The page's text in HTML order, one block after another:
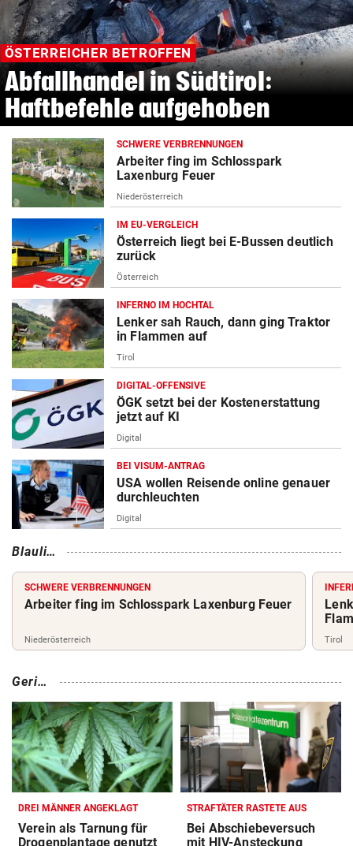
ÖSTERREICHER BETROFFEN
Abfallhandel in Südtirol:
Haftbefehle aufgehoben
SCHWERE VERBRENNUNGEN
Arbeiter fing im Schlosspark
Laxenburg Feuer
Niederösterreich
IM EU-VERGLEICH
Österreich liegt bei E-Bussen deutlich
zurück
Österreich
INFERNO IM HOCHTAL
Lenker sah Rauch, dann ging Traktor
in Flammen auf
Tirol
DIGITAL-OFFENSIVE
ÖGK setzt bei der Kostenerstattung
jetzt auf KI
Digital
BEI VISUM-ANTRAG
USA wollen Reisende online genauer
durchleuchten
Digital
Blaulic
SCHWERE VERBRENNUNGEN
Arbeiter fing im Schlosspark Laxenburg Feuer
Niederösterreich Tirol
Geric
DREI MÄNNER ANGEKLAGT
Verein als Tarnung für
Drogenplantage genutzt
STRAFTÄTER RASTETE AUS
Bei Abschiebeversuch
mit HIV-Ansteckung